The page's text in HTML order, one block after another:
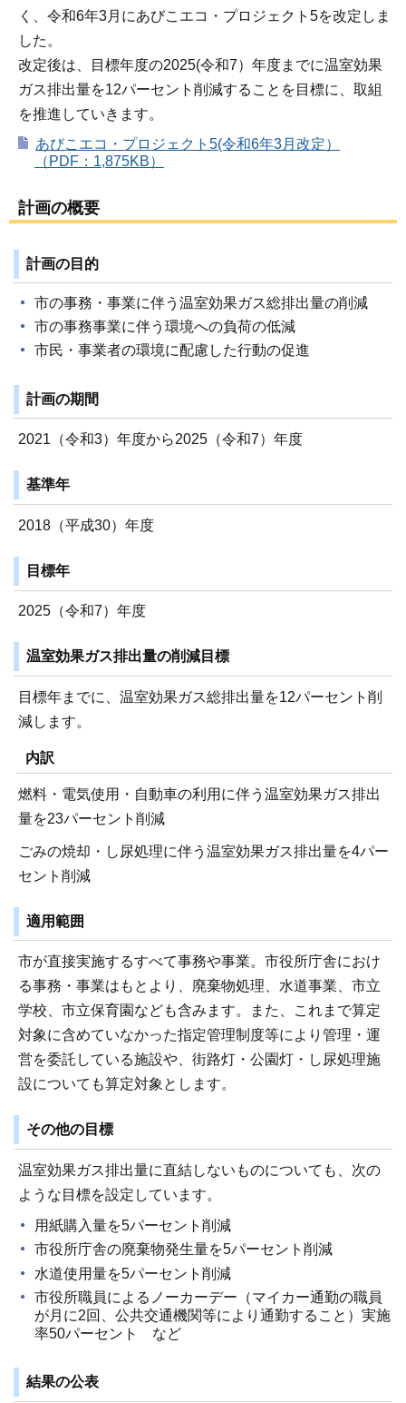
く、令和6年3月にあびこエコ・プロジェクト5を改定しま
した。
改定後は、目標年度の2025(令和7）年度までに温室効果
ガス排出量を12パーセント削減することを目標に、取組
を推進していきます。
あびこエコ・プロジェクト5(令和6年3月改定）
（PDF：1,875KB）
計画の概要
計画の目的
市の事務・事業に伴う温室効果ガス総排出量の削減
市の事務事業に伴う環境への負荷の低減
市民・事業者の環境に配慮した行動の促進
計画の期間
2021（令和3）年度から2025（令和7）年度
基準年
2018（平成30）年度
目標年
2025（令和7）年度
温室効果ガス排出量の削減目標
目標年までに、温室効果ガス総排出量を12パーセント削
減します。
内訳
燃料・電気使用・自動車の利用に伴う温室効果ガス排出
量を23パーセント削減
ごみの焼却・し尿処理に伴う温室効果ガス排出量を4パー
セント削減
適用範囲
市が直接実施するすべて事務や事業。市役所庁舎におけ
る事務・事業はもとより、廃棄物処理、水道事業、市立
学校、市立保育園なども含みます。また、これまで算定
対象に含めていなかった指定管理制度等により管理・運
営を委託している施設や、街路灯・公園灯・し尿処理施
設についても算定対象とします。
その他の目標
温室効果ガス排出量に直結しないものについても、次の
ような目標を設定しています。
用紙購入量を5パーセント削減
市役所庁舎の廃棄物発生量を5パーセント削減
水道使用量を5パーセント削減
市役所職員によるノーカーデー（マイカー通勤の職員
が月に2回、公共交通機関等により通勤すること）実施
率50パーセント など
結果の公表